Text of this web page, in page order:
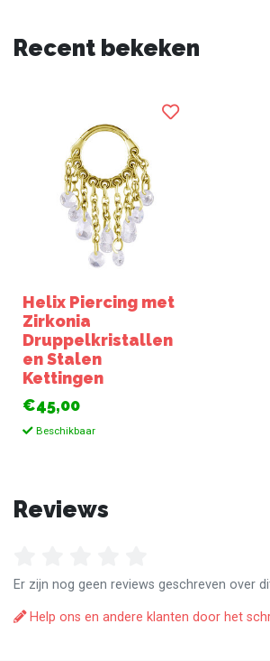
Recent bekeken
Helix Piercing met
Zirkonia
Druppelkristallen
en Stalen
Kettingen
€45,00
Beschikbaar
Reviews
Er zijn nog geen reviews geschreven over
Help ons en andere klanten door het